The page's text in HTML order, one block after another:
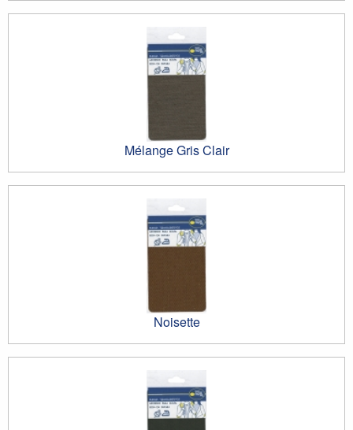
Mélange Gris Clair
Noisette